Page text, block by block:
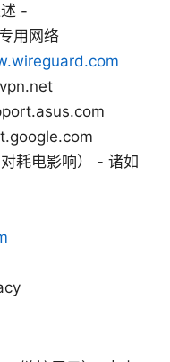
-
用网络
耗电影响） - 诸如